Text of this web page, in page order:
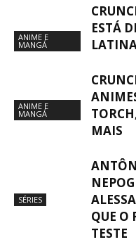
ANIME E
MANGÁ
ESTÁ
ANIME E
MANGÁ
MAIS
SÉRIES
QUE O
TESTE